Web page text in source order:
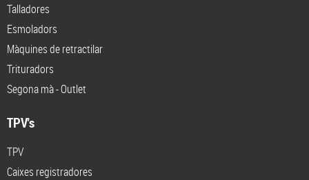
Talladores
Esmoladors
Màquines de retractilar
Trituradors
Segona mà - Outlet
TPV's
TPV
Caixes registradores